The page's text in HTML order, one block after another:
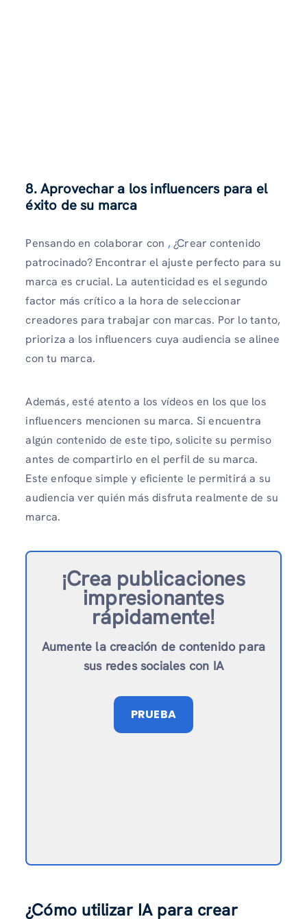
8. Aprovechar a los influencers para el
éxito de su marca
Pensando en colaborar con , ¿Crear contenido
patrocinado? Encontrar el ajuste perfecto para su
marca es crucial. La autenticidad es el segundo
factor más crítico a la hora de seleccionar
creadores para trabajar con marcas. Por lo tanto,
prioriza a los influencers cuya audiencia se alinee
con tu marca.
Además, esté atento a los vídeos en los que los
influencers mencionen su marca. Si encuentra
algún contenido de este tipo, solicite su permiso
antes de compartirlo en el perfil de su marca.
Este enfoque simple y eficiente le permitirá a su
audiencia ver quién más disfruta realmente de su
marca.
¡Crea publicaciones
impresionantes
rápidamente!
Aumente la creación de contenido para
sus redes sociales con IA
PRUEBA
¿Cómo utilizar IA para crear